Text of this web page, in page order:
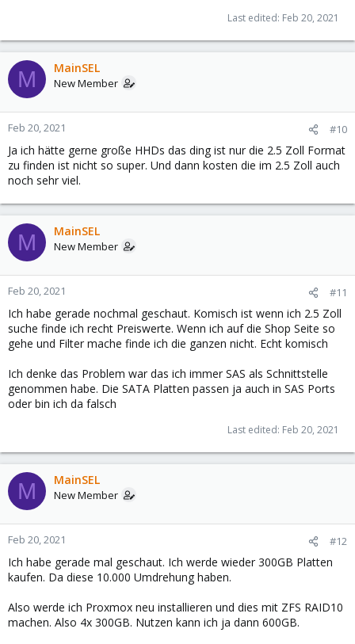
Last edited: Feb 20, 2021
M MainSEL
New Member
Feb 20, 2021 #10
Ja ich hätte gerne große HHDs das ding ist nur die 2.5 Zoll Format
zu finden ist nicht so super. Und dann kosten die im 2.5 Zoll auch
noch sehr viel.
M MainSEL
New Member
Feb 20, 2021 #11
Ich habe gerade nochmal geschaut. Komisch ist wenn ich 2.5 Zoll
suche finde ich recht Preiswerte. Wenn ich auf die Shop Seite so
gehe und Filter mache finde ich die ganzen nicht. Echt komisch
Ich denke das Problem war das ich immer SAS als Schnittstelle
genommen habe. Die SATA Platten passen ja auch in SAS Ports
oder bin ich da falsch
Last edited: Feb 20, 2021
M MainSEL
New Member
Feb 20, 2021 #12
Ich habe gerade mal geschaut. Ich werde wieder 300GB Platten
kaufen. Da diese 10.000 Umdrehung haben.
Also werde ich Proxmox neu installieren und dies mit ZFS RAID10
machen. Also 4x 300GB. Nutzen kann ich ja dann 600GB.